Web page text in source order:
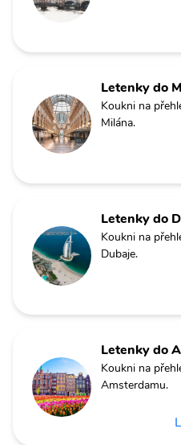
Letenky do
Koukni na
Milána.
Letenky do
Koukni na
Dubaje.
Letenky do
Koukni na
Amsterdamu.